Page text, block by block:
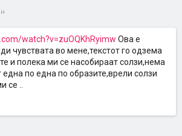
watch?v=zuOQKhRyimw Ова е
чувствата во мене,текстот го одзема
и полека ми се насобираат солзи,нема
една по една по образите,врели солзи
се ..